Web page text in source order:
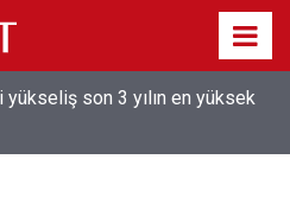
kişi hakkında savcılığa suç